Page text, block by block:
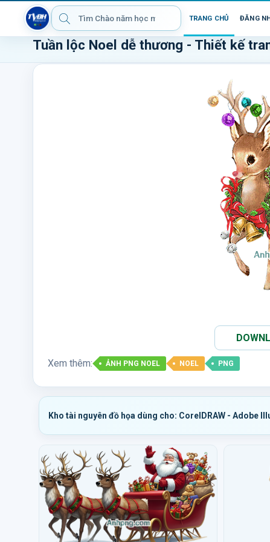
TRANG CHỦ ĐĂNG
Tuần lộc Noel dễ thương - Thiết kế
Xem thêm: ẢNH PNG NOEL NOEL PNG
Kho tài nguyên đồ họa dùng cho: CorelDRAW - Adobe